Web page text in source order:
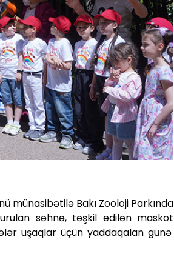
ü münasibətilə Bakı Zooloji Parkında
səhnə, təşkil edilən maskot
lər uşaqlarüçün yaddaqalan günə